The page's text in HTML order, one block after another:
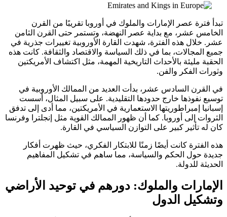
تبدأ فترة عصر الإمارات والملوك في أوروبا تقريبًا من القرن
الخامس عشر، مع بداية عصر النهضة، وتستمر حتى القرن الثامن
عشر. خلال هذه الفترة، شهدت القارة الأوروبية تغييرات جذرية في
جميع المجالات، بما في ذلك السياسة والاقتصاد والثقافة. كانت هذه
الحقبة مليئة بالأحداث التاريخية المهمة، مثل اكتشاف الأمريكتين
وثورات الفكر والفن.
في القرن السادس عشر، بدأت العديد من الممالك الأوروبية في
توسيع نفوذها خارج حدودها التقليدية. على سبيل المثال، أسست
إسبانيا إمبراطوريتها الاستعمارية في الأمريكتين، مما أدى إلى تدفق
الثروات إلى أوروبا. كما أن ظهور الممالك القوية مثل إنجلترا وفرنسا
كان له تأثير كبير على التوازن السياسي في القارة.
هذه الفترة كانت أيضًا زمنًا للابتكار الفكري، حيث ظهرت أفكار
جديدة حول الحكم والسياسة، مما ساهم في تشكيل المفاهيم
الحديثة للدولة.
الإمارات والملوك: دورهم في توحيد الأراضي
وتشكيل الدول